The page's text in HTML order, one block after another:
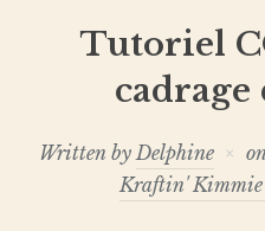
Tutoriel
Written byDelphine
Kraftin' Kimmie